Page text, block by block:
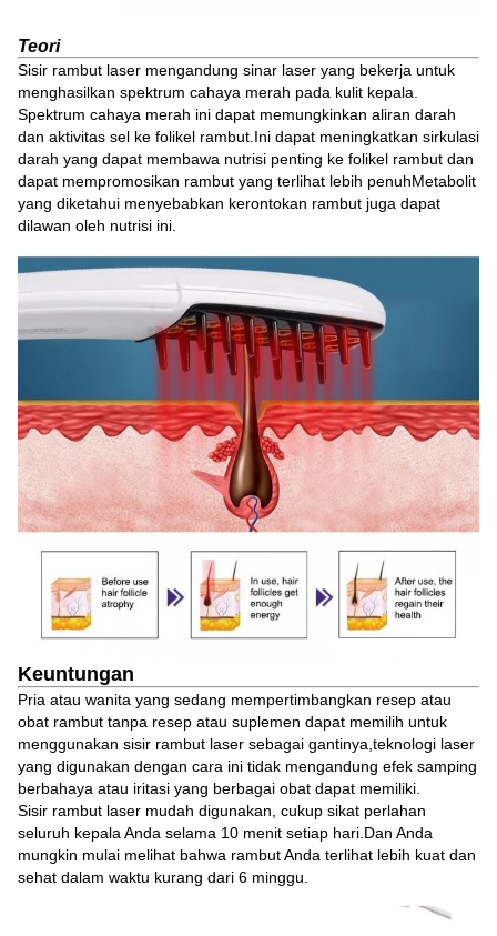
Teori
Sisir rambut laser mengandung sinar laser yang bekerja untuk
menghasilkan spektrum cahaya merah pada kulit kepala.
Spektrum cahaya merah ini dapat memungkinkan aliran darah
dan aktivitas sel ke folikel rambut.Ini dapat meningkatkan sirkulasi
darah yang dapat membawa nutrisi penting ke folikel rambut dan
dapat mempromosikan rambut yang terlihat lebih penuhMetabolit
yang diketahui menyebabkan kerontokan rambut juga dapat
dilawan oleh nutrisi ini.
Keuntungan
Pria atau wanita yang sedang mempertimbangkan resep atau
obat rambut tanpa resep atau suplemen dapat memilih untuk
menggunakan sisir rambut laser sebagai gantinya,teknologi laser
yang digunakan dengan cara ini tidak mengandung efek samping
berbahaya atau iritasi yang berbagai obat dapat memiliki.
Sisir rambut laser mudah digunakan, cukup sikat perlahan
seluruh kepala Anda selama 10 menit setiap hari.Dan Anda
mungkin mulai melihat bahwa rambut Anda terlihat lebih kuat dan
sehat dalam waktu kurang dari 6 minggu.